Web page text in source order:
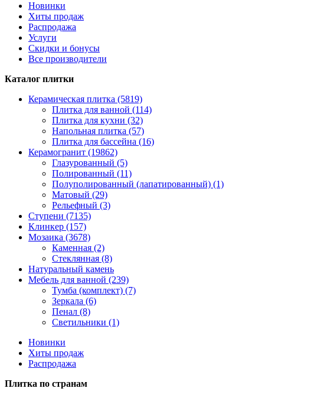
Новинки
Хиты продаж
Распродажа
Услуги
Скидки и бонусы
Все производители
Каталог плитки
Керамическая плитка (5819)
Плитка для ванной (114)
Плитка для кухни (32)
Напольная плитка (57)
Плитка для бассейна (16)
Керамогранит (19862)
Глазурованный (5)
Полированный (11)
Полуполированный (лапатированный) (1)
Матовый (29)
Рельефный (3)
Ступени (7135)
Клинкер (157)
Мозаика (3678)
Каменная (2)
Стеклянная (8)
Натуральный камень
Мебель для ванной (239)
Тумба (комплект) (7)
Зеркала (6)
Пенал (8)
Светильники (1)
Новинки
Хиты продаж
Распродажа
Плитка по странам